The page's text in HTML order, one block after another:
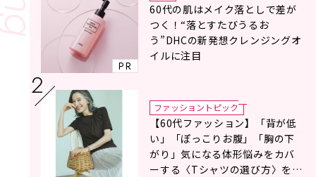
PR
60代の肌はメイク落としで差が
つく！“落とすたびうるお
う”DHCの新発想クレンジングオ
イルに注目
ファッショントピック
【60代ファッション】「背が低
い」「ぽっこりお腹」「胸の下
がり」気になる体形悩みをカバ
ーする〈Tシャツの選び方〉をス